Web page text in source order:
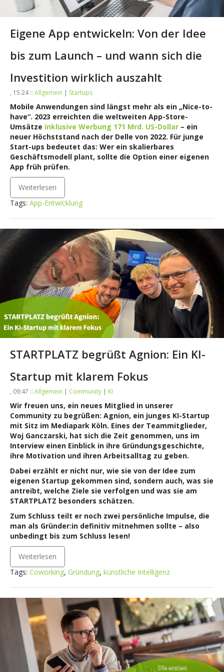
Eigene App entwickeln: Von der Idee
bis zum Launch – und wann sich die
Investition wirklich auszahlt
, 15:24 :: Allgemein | Startups
Mobile Anwendungen sind längst mehr als ein „Nice-to-
have“. 2023 erreichten die weltweiten App-Store-
Umsätze inklusive Werbung 171 Mrd. US-Dollar – ein
neuer Höchststand nach der Delle von 2022. Für junge
Start-ups bedeutet das: Wer ein skalierbares
Geschäftsmodell plant, sollte die Option einer eigenen
App früh prüfen.
Weiterlesen
Tags: App-Entwicklung
STARTPLATZ begrüßt Agnion: Ein KI-
Startup mit klarem Fokus
, 09:47 :: Allgemein | Community | KI
Wir freuen uns, ein neues Mitglied in unserer
Community zu begrüßen: Agnion, ein junges KI-Startup
mit Sitz im Mediapark Köln. Eines der Teammitglieder,
Woj Ganczarski, hat sich die Zeit genommen, uns im
Interview einen Einblick in ihre Gründungsgeschichte,
ihre Motivation und ihren Arbeitsalltag zu geben.
Dabei erzählt er nicht nur, wie sie von der Idee zum
eigenen Startup gekommen sind, sondern auch, was sie
antreibt, welche Ziele sie verfolgen und was sie am
STARTPLATZ besonders schätzen.
Zum Schluss teilt er noch zwei persönliche Impulse, die
man als Gründer:in definitiv mitnehmen sollte – also
unbedingt bis zum Schluss lesen!
Weiterlesen
Tags: Coworking, Gründung, künstliche Intelligenz